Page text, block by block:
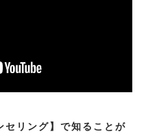
セリング】で知ることが